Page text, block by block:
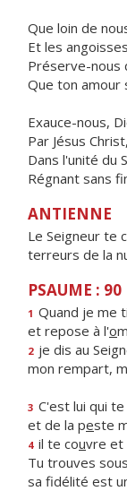
Que loin de
Et les
Préserve-nous
Que ton amour
Exauce-nous,
Par Jésus
Dans l'unité du
Régnant sans
ANTIENNE
Le Seigneur te
terreurs de la
PSAUME : 90
1 Quand je me
et repose à l'o
2 je dis au
mon rempart,
3 C'est lui qui
et de la peste
4 il te couvre et
Tu trouves
sa fidélité est